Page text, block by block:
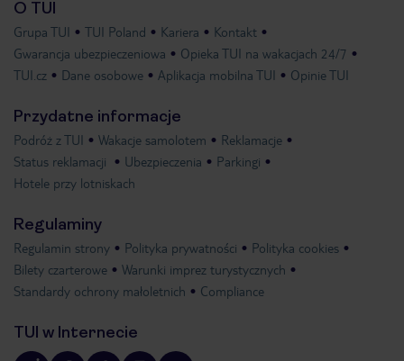
O TUI
Grupa TUI TUI Poland Kariera
Kontakt
Gwarancja ubezpieczeniowa
Opieka TUI na wakacjach 24/7
TUI.cz
Dane osobowe Aplikacja mobilna TUI Opinie TUI
Przydatne informacje
Podróż z TUI Wakacje samolotem
Reklamacje
Status reklamacji
Ubezpieczenia
Parkingi
Hotele przy lotniskach
Regulaminy
Regulamin strony Polityka prywatności
Polityka cookies
Bilety czarterowe
Warunki imprez turystycznych
Standardy ochrony małoletnich
Compliance
TUI w Internecie